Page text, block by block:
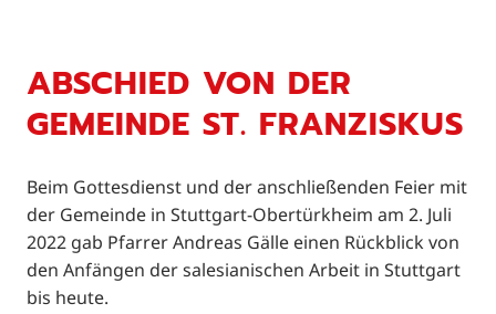
ABSCHIED VON DER
GEMEINDE ST. FRANZISKUS
Beim Gottesdienst und der anschließenden Feier mit
der Gemeinde in Stuttgart-Obertürkheim am 2. Juli
2022 gab Pfarrer Andreas Gälle einen Rückblick von
den Anfängen der salesianischen Arbeit in Stuttgart
bis heute.